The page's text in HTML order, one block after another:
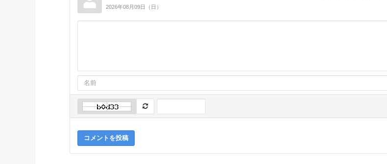
2026年08月09日（日）
コメントを投稿